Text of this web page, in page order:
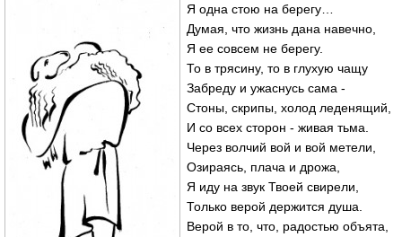
Я одна стою на берегу…
Думая, что жизнь дана навечно,
Я ее совсем не берегу.
То в трясину, то в глухую чащу
Забреду и ужаснусь сама -
Стоны, скрипы, холод леденящий,
И со всех сторон - живая тьма.
Через волчий вой и вой метели,
Озираясь, плача и дрожа,
Я иду на звук Твоей свирели,
Только верой держится душа.
Верой в то, что, радостью объята,